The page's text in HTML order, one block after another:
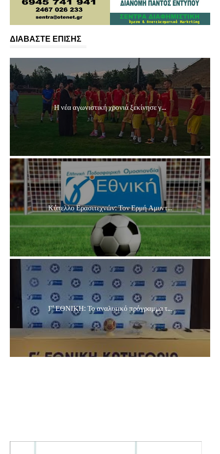
ΔΙΑΒΑΣΤΕ ΕΠΙΣΗΣ
Η νέα αγωνιστική χρονιά ξεκίνησε γ...
Κύπελλο Ερασιτεχνών: Τον Ερμή Αμυντ...
Γ' ΕΘΝΙΚΗ: Το αναλυτικό πρόγραμμα τ...